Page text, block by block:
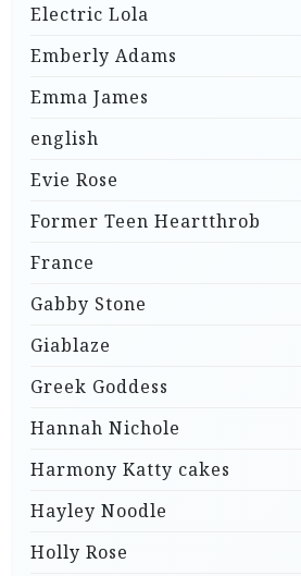
Electric Lola
Emberly Adams
Emma James
english
Evie Rose
Former Teen Heartthrob
France
Gabby Stone
Giablaze
Greek Goddess
Hannah Nichole
Harmony Katty cakes
Hayley Noodle
Holly Rose